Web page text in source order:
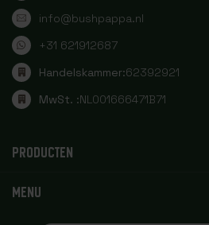
info@bushpappa.nl
+31 621912687
Handelskammer:62392921
MwSt. :NL001666471B71
PRODUCTEN
MENU